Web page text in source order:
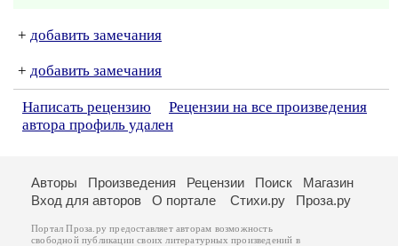
+ добавить замечания
+ добавить замечания
Написать рецензию
Рецензии на все произведения
автора профиль удален
Авторы Произведения Рецензии Поиск
Магазин
Вход для авторов
О портале Стихи.ру Проза.ру
Портал Проза.ру предоставляет авторам возможность
свободной публикации своих литературных произведений в